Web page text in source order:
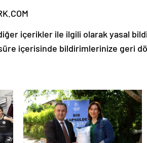
içerikler ile ilgili olarak yasal
içerisinde bildirimlerinize geri